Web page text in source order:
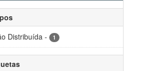
Distribuída - 1